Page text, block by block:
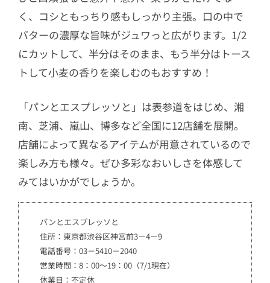
く、コシともっちり感もしっかり主張。口の中で
バターの濃厚な旨味がジュワっと広がります。1/2
にカットして、半分はそのまま、もう半分はトース
トして小麦の香りを楽しむのもおすすめ！
「パンとエスプレッソと」は表参道をはじめ、湘
南、芝浦、嵐山、博多など全国に12店舗を展開。
店舗によって異なるアイテムが用意されているので
楽しみ方も様々。ぜひ多彩なおいしさを体感して
みてはいかがでしょうか。
パンとエスプレッソと
住所：東京都渋谷区神宮前3－4－9
電話番号：03－5410－2040
営業時間：8：00～19：00（7/1現在）
休業日：不定休